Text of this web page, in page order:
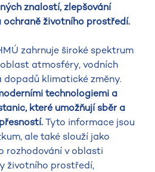
znalostí, zlepšování
životního prostředí.
zahrnuje široké spektrum
atmosféry, vodních
dopadů klimatické změny.
technologiemi a
které umožňují sběr a
Tyto informace jsou
ale také slouží jako
rozhodování v oblasti
životního prostředí,